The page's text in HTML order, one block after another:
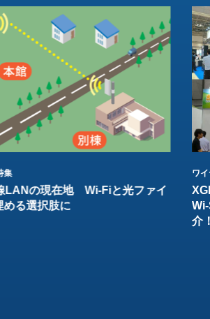
集
LANの現在地 Wi-Fiと光ファイ
める選択肢に
ワ
介